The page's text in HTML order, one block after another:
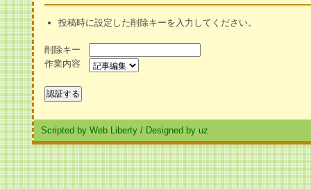
投稿時に設定した削除キーを入力してください。
削除キー
作業内容
Scripted by Web Liberty / Designed by uz